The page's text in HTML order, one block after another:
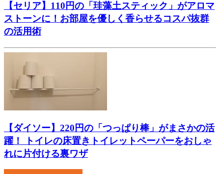
【セリア】110円の「珪藻土スティック」がアロマ
ストーンに！お部屋を優しく香らせるコスパ抜群
の活用術
【ダイソー】220円の「つっぱり棒」がまさかの活
躍！ トイレの床置きトイレットペーパーをおしゃ
れに片付ける裏ワザ